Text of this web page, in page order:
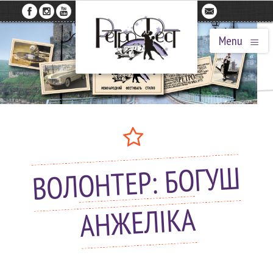
Menu ≡
ВОЛОНТЕР: БОГУШ
АНЖЕЛІКА